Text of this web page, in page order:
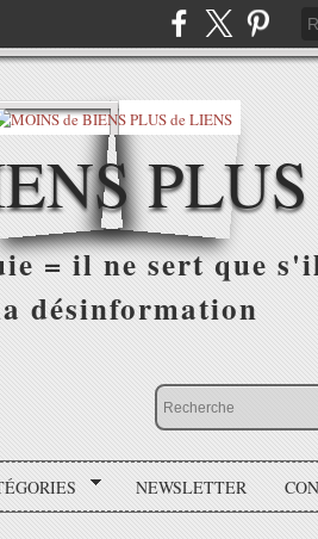
= il ne sert que
désinformation
NEWSLETTER